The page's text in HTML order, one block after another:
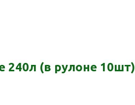
(в рулоне 10шт)